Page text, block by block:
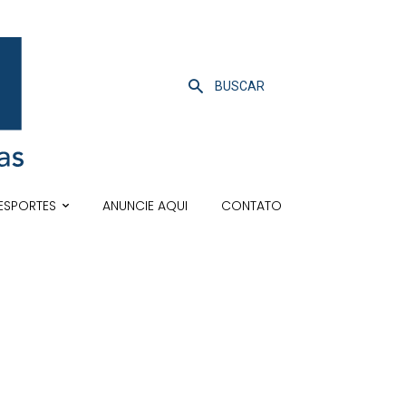
BUSCAR
ANUNCIE AQUI CONTATO